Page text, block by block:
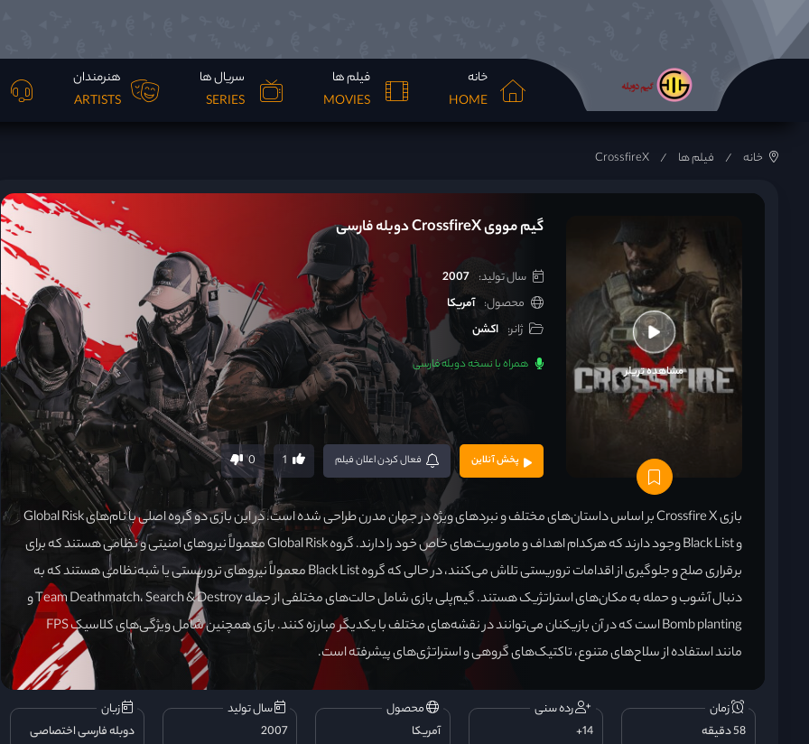
خانه
HOME
فیلم ها
MOVIES
سریال ها
SERIES
هنرمندان
ARTISTS
خانه فیلم ها CrossfireX
مشاهده تریلر
گیم مووی CrossfireX دوبله فارسی
سال تولید: 2007
محصول: آمریکا
ژانر: اکشن
همراه با نسخه دوبله فارسی
پخش آنلاین فعالکردن اعلان فیلم 1
0
بازی Crossfire X بر اساس داستان‌های مختلف و نبردهای ویژه در جهان مدرن طراحی شده است. در این بازی دو گروه اصلی با نام‌های Global Risk
و Black List وجود دارند که هرکدام اهداف و ماموریت‌های خاص خود را دارند. گروه Global Risk معمولاً نیروهای امنیتی و نظامی هستند که برای
برقراری صلح و جلوگیری از اقدامات تروریستی تلاش می‌کنند، در حالی که گروه Black List معمولاً نیروهای تروریستی یا شبه‌نظامی هستند که به
دنبال آشوب و حمله به مکان‌های استراتژیک هستند. گیم‌پلی بازی شامل حالت‌های مختلفی از جمله Team Deathmatch، Search & Destroy و
Bomb planting است که در آن بازیکنان می‌توانند در نقشه‌های مختلف با یکدیگر مبارزه کنند. بازی همچنین شامل ویژگی‌های کلاسیک FPS
مانند استفاده از سلاح‌های متنوع، تاکتیک‌های گروهی و استراتژی‌های پیشرفته است.
زمان
58 دقیقه
رده سنی
14+
محصول
آمریکا
سال تولید
2007
زبان
دوبله فارسی اختصاصی